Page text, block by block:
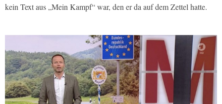
kein Text aus „Mein Kampf“ war, den er da auf dem Zettel hatte.